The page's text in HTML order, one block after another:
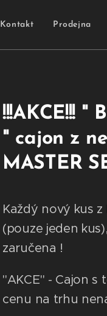
Kontakt Prodejna
!!!AKCE!!! "
" cajon z
MASTER
Každý nový kus
(pouze jeden
zaručena !
"AKCE" - Cajon
cenu na trhu